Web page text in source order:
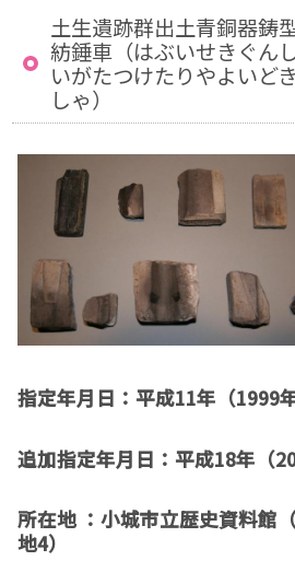
土生遺跡群出土青銅器鋳
紡錘車（はぶいせきぐん
いがたつけたりやよいど
しゃ）
指定年月日：平成11年（1999
追加指定年月日： 平成18年（
所在地 ：小城市立歴史資料館
地4）